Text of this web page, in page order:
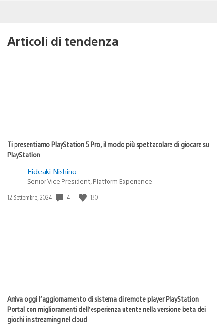
Articoli di tendenza
Ti presentiamo PlayStation 5 Pro, il modo più spettacolare di giocare su
PlayStation
Hideaki Nishino
Senior Vice President, Platform Experience
Data
12 Settembre, 2024 4 130
Arriva oggi l’aggiornamento di sistema di remote player PlayStation
Portal con miglioramenti dell’esperienza utente nella versione beta dei
giochi in streaming nel cloud